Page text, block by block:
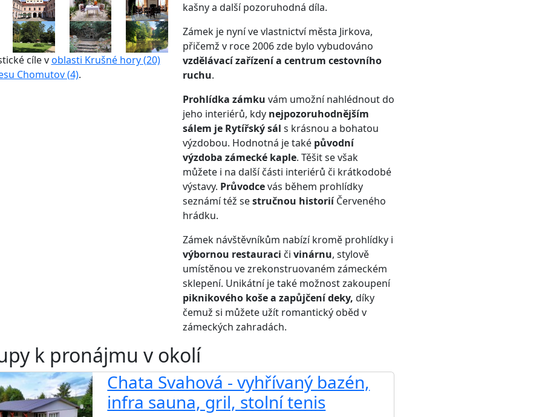
cíle voblasti Krušné hory (20)
Chomutov (4).
kašny a další pozoruhodná díla.
Zámek je nyní ve vlastnictví města Jirkova,
přičemž v roce 2006 zde bylo vybudováno
vzdělávací zařízení a centrum cestovního
ruchu.
Prohlídka zámku vám umožní nahlédnout do
jeho interiérů, kdy nejpozoruhodnějším
sálem je Rytířský sál s krásnou a bohatou
výzdobou. Hodnotná je také původní
výzdoba zámecké kaple. Těšit se však
můžete i na další části interiérů či krátkodobé
výstavy. Průvodcevás během prohlídky
seznámí též sestručnou historiíČerveného
hrádku.
Zámek návštěvníkům nabízí kromě prohlídky i
výbornou restauraci či vinárnu, stylově
umístěnou ve zrekonstruovaném zámeckém
sklepení. Unikátní je také možnost zakoupení
piknikového koše a zapůjčení deky, díky
čemuž si můžete užít romantický oběd v
zámeckých zahradách.
k pronájmu v okolí
Chata Svahová - vyhřívaný bazén,
infra sauna, gril, stolní tenis